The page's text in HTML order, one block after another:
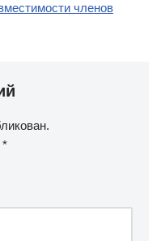
членов
*